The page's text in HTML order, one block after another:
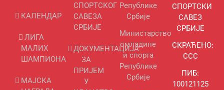
КАЛЕНДАР
ЛИГА
МАЛИХ
ШАМПИОНА
МАЈСКА
СПОРТСКОГ
САВЕЗА
СРБИЈЕ
ДОКУМЕНТАЦИЈА
ЗА
ПРИЈЕМ
У
Републике
Србије
Министарство
омладине
и спорта
Републике
Србије
СПОРТСКИ
САВЕЗ
СРБИЈЕ
СКРАЋЕНО:
ССС
ПИБ:
100121125